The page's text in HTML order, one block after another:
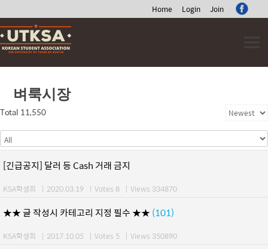
Home Login Join
Skip
to
content
벼룩시장
Total 11,550
[긴급공지] 달러 등 Cash 거래 금지
KSA학생회 | 2020.03.19 | Votes 8 | Views 334870
★★ 글 작성시 카테고리 지정 필수 ★★ (101)
KSA학생회 | 2017.10.05 | Votes 5 | Views 350890